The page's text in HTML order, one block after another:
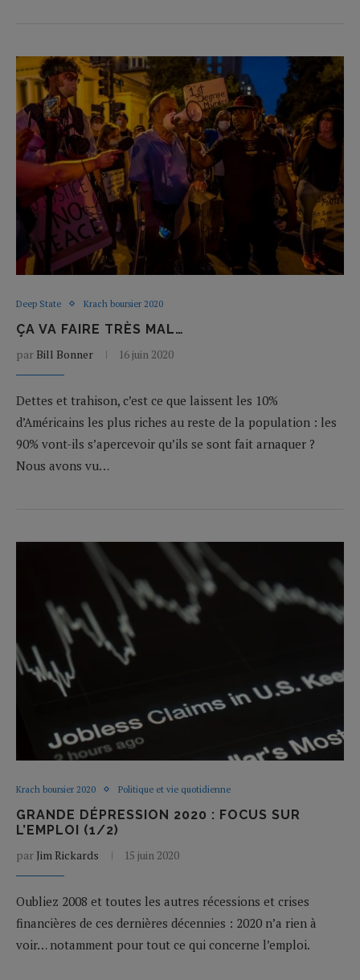
Deep State Krach boursier 2020
ÇA VA FAIRE TRÈS MAL…
par Bill Bonner 16 juin 2020
Dettes et trahison, c’est ce que laissent les 10%
d’Américains les plus riches au reste de la population : les
90% vont-ils s’apercevoir qu’ils se sont fait arnaquer ?
Nous avons vu…
Krach boursier 2020 Politique et vie quotidienne
GRANDE DÉPRESSION 2020 : FOCUS SUR
L’EMPLOI (1/2)
par Jim Rickards 15 juin 2020
Oubliez 2008 et toutes les autres récessions et crises
financières de ces dernières décennies : 2020 n’a rien à
voir… notamment pour tout ce qui concerne l’emploi.